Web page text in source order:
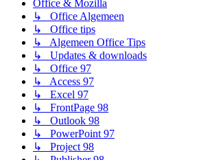
Office & Mozilla
↳ Office Algemeen
↳ Office tips
↳ Algemeen Office Tips
↳ Updates & downloads
↳ Office 97
↳ Access 97
↳ Excel 97
↳ FrontPage 98
↳ Outlook 98
↳ PowerPoint 97
↳ Project 98